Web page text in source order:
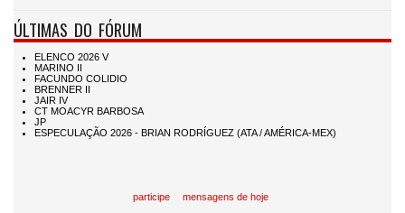
ÚLTIMAS DO FÓRUM
participe mensagens de hoje